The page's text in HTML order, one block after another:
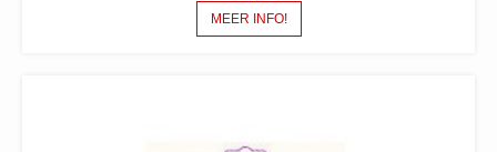
MEER INFO!